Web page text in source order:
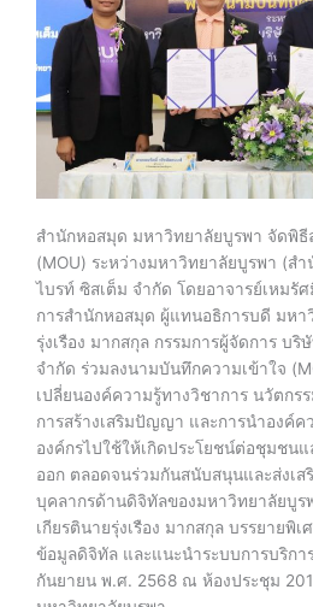
สำนักหอสมุด มหาวิทยาลัยบูรพา จัดพิธี
(MOU) ระหว่างมหาวิทยาลัยบูรพา (ส
ไบรท์ ซิสเต็ม จำกัด โดยอาจารย์เหมรั
การสำนักหอสมุด ผู้แทนอธิการบดี มหา
รุ่งเรือง มากสกุล กรรมการผู้จัดการ บ
จำกัด ร่วมลงนามบันทึกความเข้าใจ
เปลี่ยนองค์ความรู้ทางวิชาการ นวัตกร
การสร้างเสริมปัญญา และการนำองค์
องค์กรไปใช้ให้เกิดประโยชน์ต่อชุมชน
ออก ตลอดจนร่วมกันสนับสนุนและส่งเ
บุคลากรด้านดิจิทัลของมหาวิทยาลัยบูร
เกียรตินายรุ่งเรือง มากสกุล บรรยายพิ
ข้อมูลดิจิทัล และแนะนำระบบการบริกา
กันยายน พ.ศ. 2568 ณ ห้องประชุม